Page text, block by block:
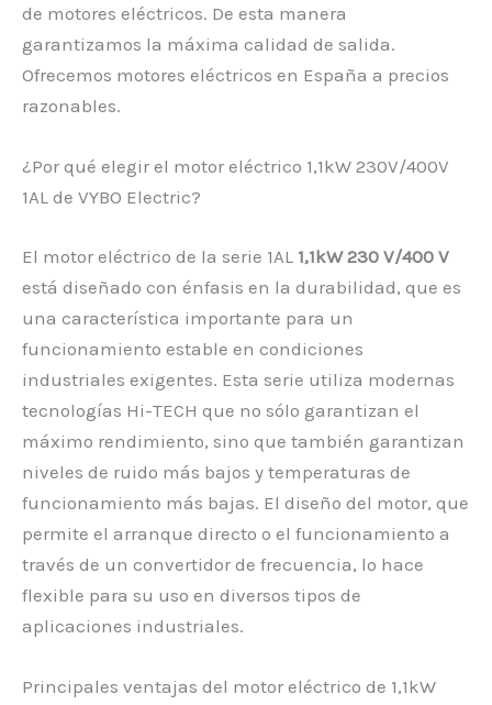
de motores eléctricos. De esta manera
garantizamos la máxima calidad de salida.
Ofrecemos motores eléctricos en España a precios
razonables.
¿Por qué elegir el motor eléctrico 1,1kW 230V/400V
1AL de VYBO Electric?
El motor eléctrico de la serie 1AL 1,1kW 230 V/400 V
está diseñado con énfasis en la durabilidad, que es
una característica importante para un
funcionamiento estable en condiciones
industriales exigentes. Esta serie utiliza modernas
tecnologías Hi-TECH que no sólo garantizan el
máximo rendimiento, sino que también garantizan
niveles de ruido más bajos y temperaturas de
funcionamiento más bajas. El diseño del motor, que
permite el arranque directo o el funcionamiento a
través de un convertidor de frecuencia, lo hace
flexible para su uso en diversos tipos de
aplicaciones industriales.
Principales ventajas del motor eléctrico de 1,1kW